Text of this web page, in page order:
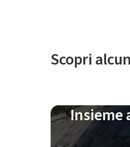
Scopri
Insieme